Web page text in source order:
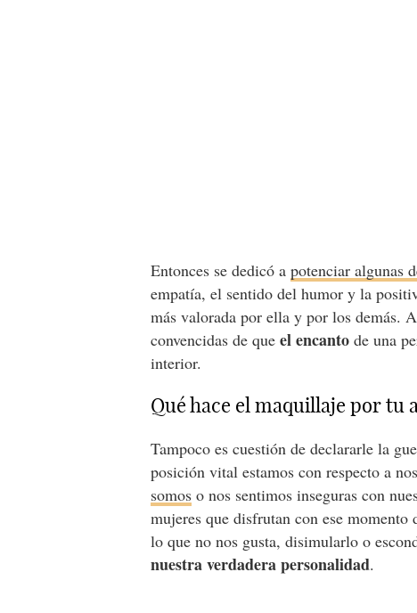
Entonces se dedicó apotenciar algunas
empatía, el sentido del humor y la
más valorada por ella y por los demás.
convencidas de queel encanto de una
interior.
Qué hace el maquillaje por tu
Tampoco es cuestión de declararle la
posición vital estamos con respecto a
somos o nos sentimos inseguras con
mujeres que disfrutan con ese
lo que no nos gusta, disimularlo o
nuestra verdadera personalidad.